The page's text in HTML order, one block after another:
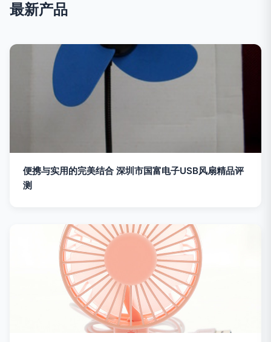
最新产品
便携与实用的完美结合 深圳市国富电子USB风扇精品评
测